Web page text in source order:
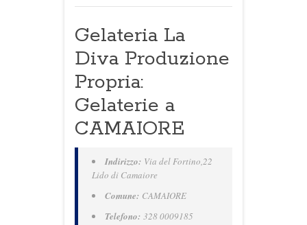
Gelateria La
Diva Produzione
Propria:
Gelaterie a
CAMAIORE
Indirizzo: Via del Fortino,22
Lido di Camaiore
Comune: CAMAIORE
Telefono: 328 0009185